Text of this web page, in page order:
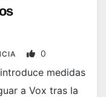
0
medidas
a Vox tras la